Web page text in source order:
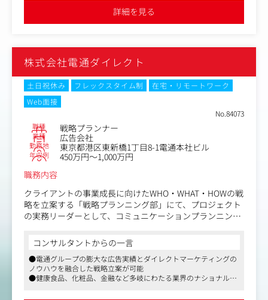
日次の運用管理（入札調整、予算管理、クリエイティブの
3. 分析・レポーティング
各種計測ツールを用いた効果検証
定期的な報告会の実施と、データに基づいた次の一手の提
案
クライアントの業界は、健康食品・総合通販・化粧品・金
融・ソフトウェア・B2Bなど様々。大規模案件も多く、ナ
ショナルクライアントに携われる可能性もあります。
＜求人のポイント＞
・戦略的思考の醸成： 単なる作業者ではなく、クライアン
トのパートナーとして経営に近い視点で提案ができます。
・最新技術への触れ： AI活用やCookieレス対応など、常に
進化する業界の最先端スキルが身につきます。
層、またはマーケティング全体のPMなど、多様なキャリ
アパスが描けます。
線のスキルが身につく環境詳細を見る
株式会社電通ダイレクト
土日祝休み フレックスタイム制
在宅・リモートワーク
Web面接
No.84073
職種 戦略プランナー
業種 広告会社
勤務地 東京都港区東新橋1丁目8-1電通本社ビル
年収例
450万円～1,000万円
職務内容
クライアントの事業成長に向けたWHO・WHAT・HOWの戦
略を立案する「戦略プランニング部」にて、プロジェクト
の実務リーダーとして、コミュニケーションプランニング
略の立案から実行支援、効果検証までプランニング全般を
お任せします。
＜主なクライアント＞
クライアントの業界は、健康食品・総合通販・化粧品・金
コンサルタントからの一言
●電通グループの膨大な広告実績とダイレクトマーケティングの
ノウハウを融合した戦略立案が可能
●健康食品、化粧品、金融など多岐にわたる業界のナショナルク